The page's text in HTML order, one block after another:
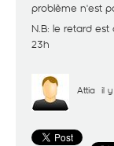
problème n'est
N.B: le retard
23h
Attia il